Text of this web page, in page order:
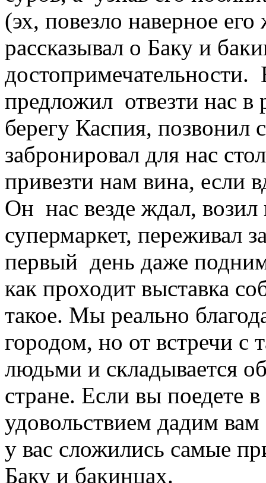
(эх, повезло наверное
рассказывал о Баку и
предложил отвезти нас
берегу Каспия, позвонил
забронировал для нас
привезти нам вина, если
Он нас везде ждал, возил
супермаркет, переживал
первый день даже
как проходит выставка
такое. Мы реально
городом, но от встречи
людьми и складывается
стране. Если вы поедете
удовольствием дадим
у вас сложились самые
Баку и бакинцах.